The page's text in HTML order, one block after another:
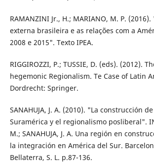
RAMANZINI Jr., H.; MARIANO, M. P.
externa brasileira e as relações com a
2008 e 2015". Texto IPEA.
RIGGIROZZI, P.; TUSSIE, D. (eds). (2012).
hegemonic Regionalism. Te Case of Latin
Dordrecht: Springer.
SANAHUJA, J. A. (2010). "La construcción
Suramérica y el regionalismo posliberal".
M.; SANAHUJA, J. A. Una región en
la integración en América del Sur.
Bellaterra, S. L. p.87-136.